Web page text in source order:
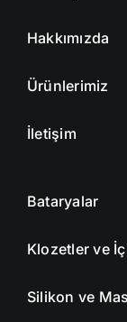
Hakkımızda
Ürünlerimiz
İletişim
Bataryalar
Klozetler ve İç
Silikon ve